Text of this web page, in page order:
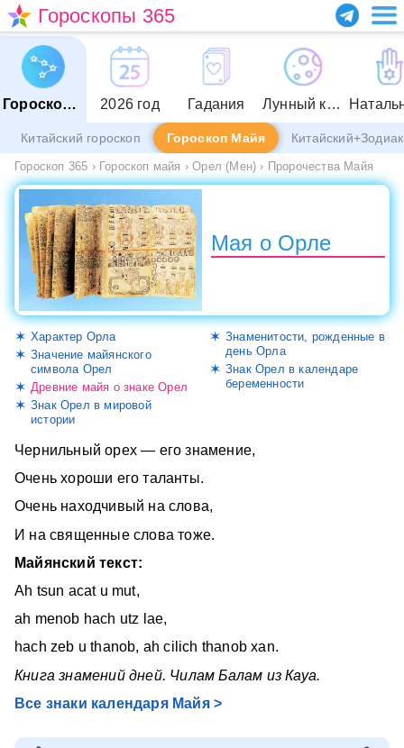
Гороскопы 365
Гороскопы 2026 год Гадания Лунный календарь
Китайский гороскоп Гороскоп Майя Китайский+Зодиак
Гороскоп 365 › Гороскоп майя › Орел (Мен) › Пророчества Майя
Мая о Орле
Характер Орла
Значение майянского
символа Орел
Древние майя о знаке Орел
Знак Орел в мировой
истории
Знаменитости, рожденные в
день Орла
Знак Орел в календаре
беременности
Чернильный орех — его знамение,
Очень хороши его таланты.
Очень находчивый на слова,
И на священные слова тоже.
Майянский текст:
Аh tsun acat u mut,
ah menob hach utz lae,
hach zeb u thanob, ah cilich thanob xan.
Книга знамений дней. Чилам Балам из Кауа.
Все знаки календаря Майя >